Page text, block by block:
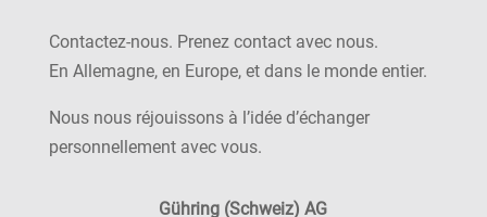
Contactez-nous. Prenez contact avec nous.
En Allemagne, en Europe, et dans le monde entier.
Nous nous réjouissons à l’idée d’échanger
personnellement avec vous.
Gühring (Schweiz) AG